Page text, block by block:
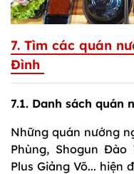
7. Tìm các quán
Đình
7.1. Danh sách quán
Những quán nướng
Phùng, Shogun Đào
Plus Giảng Võ... hiện